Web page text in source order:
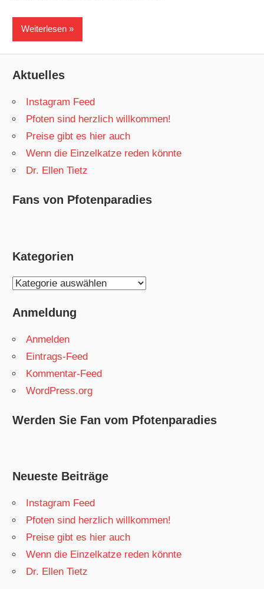
Weiterlesen
Aktuelles
Instagram Feed
Pfoten sind herzlich willkommen!
Preise gibt es hier auch
Wenn die Einzelkatze reden könnte
Dr. Ellen Tietz
Fans von Pfotenparadies
Kategorien
Kategorien
Anmeldung
Anmelden
Eintrags-Feed
Kommentar-Feed
WordPress.org
Werden Sie Fan vom Pfotenparadies
Neueste Beiträge
Instagram Feed
Pfoten sind herzlich willkommen!
Preise gibt es hier auch
Wenn die Einzelkatze reden könnte
Dr. Ellen Tietz